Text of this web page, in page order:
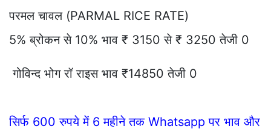
परमल चावल (PARMAL RICE RATE)
5% ब्रोकन से 10% भाव ₹ 3150 से ₹ 3250 तेजी 0
गोविन्द भोग रॉ राइस भाव ₹14850 तेजी 0
सिर्फ 600 रुपये में 6 महीने तक Whatsapp पर भाव और